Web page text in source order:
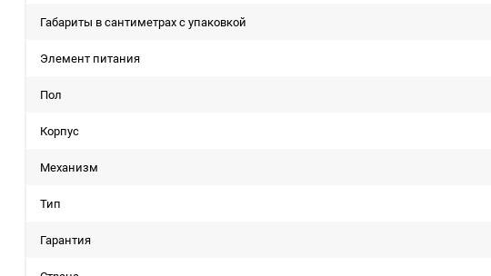
Габариты в сантиметрах с упаковкой
Элемент питания
Пол
Корпус
Механизм
Тип
Гарантия